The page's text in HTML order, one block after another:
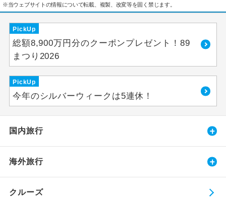
※当ウェブサイトの情報について転載、複製、改変等を固く禁じます。
PickUp
総額8,900万円分のクーポンプレゼント！89
まつり2026
PickUp
今年のシルバーウィークは5連休！
国内旅行
海外旅行
クルーズ